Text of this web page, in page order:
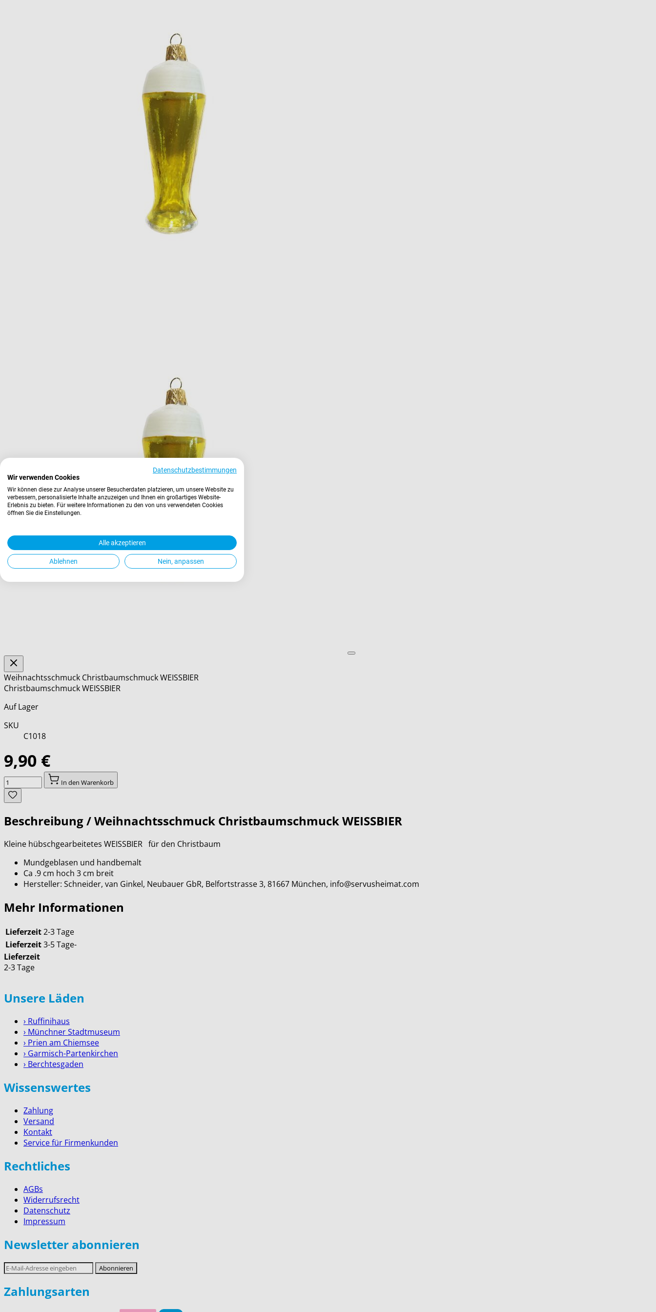
Weihnachtsschmuck Christbaumschmuck WEISSBIER
Christbaumschmuck WEISSBIER
Auf Lager
SKU
C1018
9,90 €
Menge
In den Warenkorb
Beschreibung /Weihnachtsschmuck Christbaumschmuck WEISSBIER
Kleine hübschgearbeitetes WEISSBIER für den Christbaum
Mundgeblasen und handbemalt
Ca .9 cm hoch 3 cm breit
Hersteller: Schneider, van Ginkel, Neubauer GbR, Belfortstrasse 3, 81667 München, info@servusheimat.com
Mehr Informationen
Lieferzeit2-3 Tage
Lieferzeit3-5 Tage-
Lieferzeit
2-3 Tage
Unsere Läden
› Ruffinihaus
› Münchner Stadtmuseum
› Prien am Chiemsee
› Garmisch-Partenkirchen
› Berchtesgaden
Wissenswertes
Zahlung
Versand
Kontakt
Service für Firmenkunden
Rechtliches
AGBs
Widerrufsrecht
Datenschutz
Impressum
Newsletter abonnieren
E-
Mail-
Adresse
Abonnieren
Zahlungsarten
Datenschutzbestimmungen
Wir verwenden Cookies
Wir können diese zur Analyse unserer Besucherdaten platzieren, um unsere Website zu
verbessern, personalisierte Inhalte anzuzeigen und Ihnen ein großartiges Website-
Erlebnis zu bieten. Für weitere Informationen zu den von uns verwendeten Cookies
öffnen Sie die Einstellungen.
Alle akzeptieren
Ablehnen Nein, anpassen